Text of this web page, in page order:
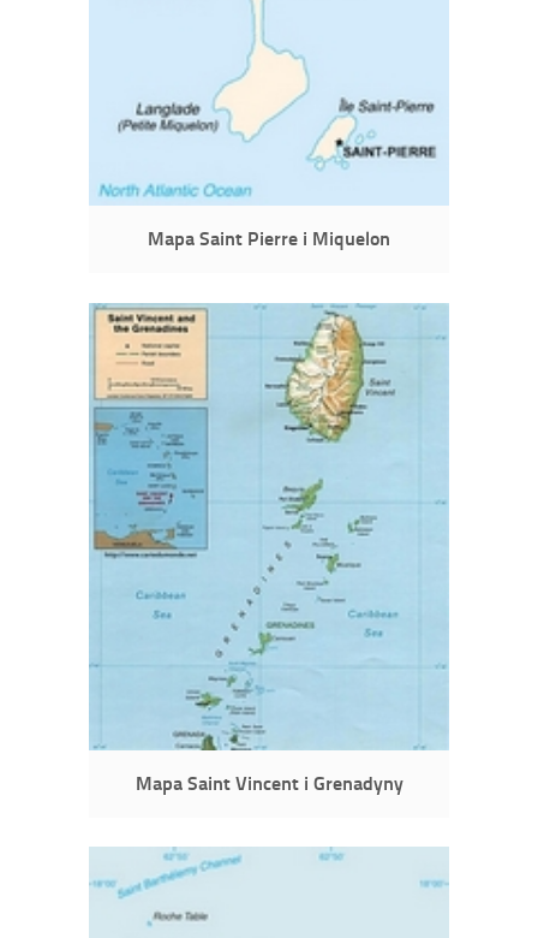
Mapa Saint Pierre i Miquelon
Mapa Saint Vincent i Grenadyny